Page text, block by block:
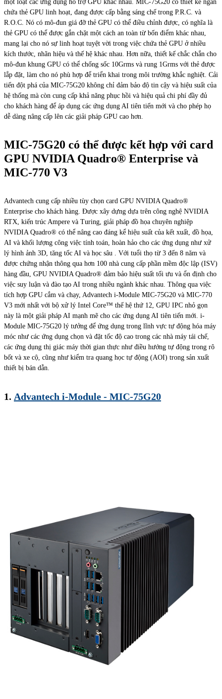
một loạt các ứng dụng hỗ trợ GPU khác nhau. MIC-75G20 có thiết kế ngăn
chứa thẻ GPU linh hoạt, đang được cấp bằng sáng chế trong P.R.C. và
R.O.C. Nó có mô-đun giá đỡ thẻ GPU có thể điều chỉnh được, có nghĩa là
thẻ GPU có thể được gắn chặt một cách an toàn từ bốn điểm khác nhau,
mang lại cho nó sự linh hoạt tuyệt vời trong việc chứa thẻ GPU ở nhiều
kích thước, nhãn hiệu và thế hệ khác nhau. Hơn nữa, thiết kế chắc chắn cho
mô-đun khung GPU có thể chống sốc 10Grms và rung 1Grms với thẻ được
lắp đặt, làm cho nó phù hợp để triển khai trong môi trường khắc nghiệt. Cải
tiến đột phá của MIC-75G20 không chỉ đảm bảo độ tin cậy và hiệu suất của
hệ thống mà còn cung cấp khả năng phục hồi và hiệu quả chi phí đầy đủ
cho khách hàng để áp dụng các ứng dụng AI tiên tiến mới và cho phép họ
dễ dàng nâng cấp lên các giải pháp GPU cao hơn.
MIC-75G20 có thể được kết hợp với card
GPU NVIDIA Quadro® Enterprise và
MIC-770 V3
Advantech cung cấp nhiều tùy chọn card GPU NVIDIA Quadro®
Enterprise cho khách hàng. Được xây dựng dựa trên công nghệ NVIDIA
RTX, kiến ​​trúc Ampere và Turing, giải pháp đồ họa chuyên nghiệp
NVIDIA Quadro® có thể nâng cao đáng kể hiệu suất của kết xuất, đồ họa,
AI và khối lượng công việc tính toán, hoàn hảo cho các ứng dụng như xử
lý hình ảnh 3D, tăng tốc AI và học sâu . Với tuổi thọ từ 3 đến 8 năm và
được chứng nhận thông qua hơn 100 nhà cung cấp phần mềm độc lập (ISV)
hàng đầu, GPU NVIDIA Quadro® đảm bảo hiệu suất tối ưu và ổn định cho
việc suy luận và đào tạo AI trong nhiều ngành khác nhau. Thông qua việc
tích hợp GPU cắm và chạy, Advantech i-Module MIC-75G20 và MIC-770
V3 mới nhất với bộ xử lý Intel Core™ thế hệ thứ 12, GPU IPC nhỏ gọn
này là một giải pháp AI mạnh mẽ cho các ứng dụng AI tiên tiến mới. i-
Module MIC-75G20 lý tưởng để ứng dụng trong lĩnh vực tự động hóa máy
móc như các ứng dụng chọn và đặt tốc độ cao trong các nhà máy tái chế,
các ứng dụng thị giác máy thời gian thực như điều hướng tự động trong rô
bốt và xe cộ, cũng như kiểm tra quang học tự động (AOI) trong sản xuất
thiết bị bán dẫn.
1. Advantech i-Module - MIC-75G20